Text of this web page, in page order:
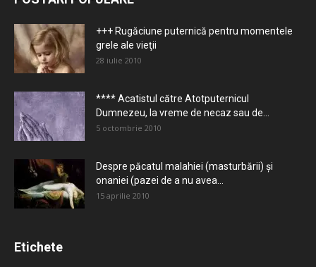
+++ Rugăciune puternică pentru momentele
grele ale vieţii
28 iulie 2010
**** Acatistul către Atotputernicul
Dumnezeu, la vreme de necaz sau de...
5 octombrie 2010
Despre păcatul malahiei (masturbării) şi
onaniei (pazei de a nu avea...
15 aprilie 2010
Etichete